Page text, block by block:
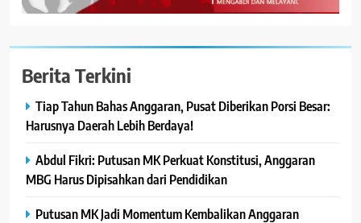
Berita Terkini
Tiap Tahun Bahas Anggaran, Pusat Diberikan Porsi Besar:
Harusnya Daerah Lebih Berdaya!
Abdul Fikri: Putusan MK Perkuat Konstitusi, Anggaran
MBG Harus Dipisahkan dari Pendidikan
Putusan MK Jadi Momentum Kembalikan Anggaran